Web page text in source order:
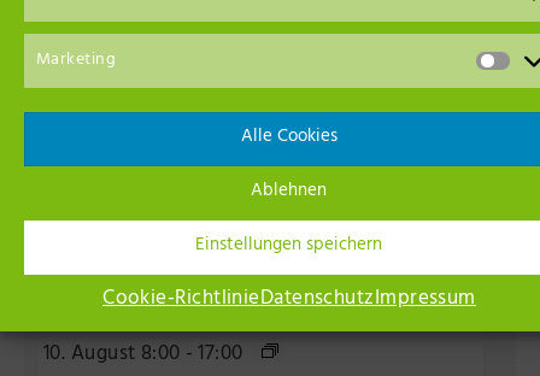
Marketing
Alle Cookies
Ablehnen
Einstellungen speichern
Cookie-RichtlinieDatenschutzImpressum
Kunst unterwegs – Kunst entdecken beim
Spaziergang
10. August 8:00-17:00